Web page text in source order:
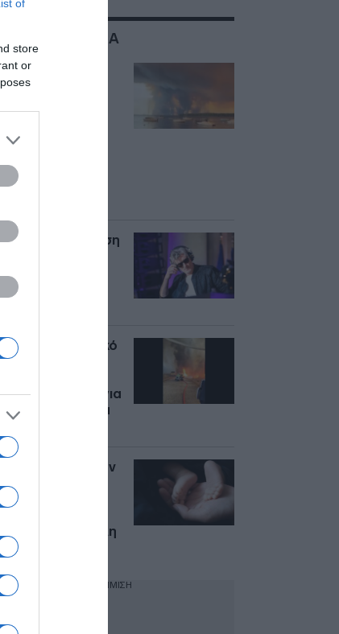
of
store
or
ΜΕ:ΓΑΛΛΙΑ
Η φωτιά δεν
κοντά
420.000
σε μια
εμφάνιση
στο Παρίσι
Συγκλονιστικό
πυροσβέστη
– Ανησυχία για
κύμα
Εντοπίστηκαν
βρέφη σε
–
στην πόλη
ΔΙΑΦΗΜΙΣΗ